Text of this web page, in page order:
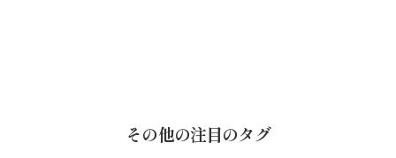
その他の注目のタグ